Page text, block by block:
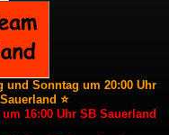
und Sonntag um 20:00 Uhr
⭐
16:00 Uhr SB Sauerland